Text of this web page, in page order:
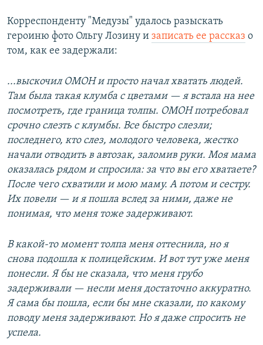
Корреспонденту "Медузы" удалось разыскать
героиню фото Ольгу Лозину и записать ее рассказ о
том, как ее задержали:
...выскочил ОМОН и просто начал хватать людей.
Там была такая клумба с цветами — я встала на нее
посмотреть, где граница толпы. ОМОН потребовал
срочно слезть с клумбы. Все быстро слезли;
последнего, кто слез, молодого человека, жестко
начали отводить в автозак, заломив руки. Моя мама
оказалась рядом и спросила: за что вы его хватаете?
После чего схватили и мою маму. А потом и сестру.
Их повели — и я пошла вслед за ними, даже не
понимая, что меня тоже задерживают.
В какой-то момент толпа меня оттеснила, но я
снова подошла к полицейским. И вот тут уже меня
понесли. Я бы не сказала, что меня грубо
задерживали — несли меня достаточно аккуратно.
Я сама бы пошла, если бы мне сказали, по какому
поводу меня задерживают. Но я даже спросить не
успела.